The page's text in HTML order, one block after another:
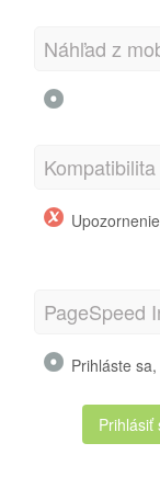
Náhľad z
PageSpeed
Prihláste
Prihlásiť